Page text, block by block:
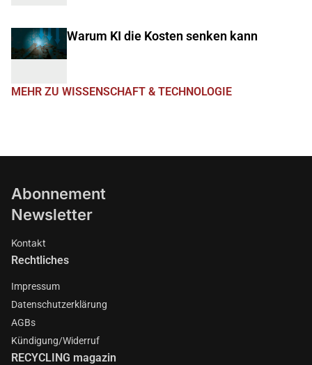
Warum KI die Kosten senken kann
MEHR ZU WISSENSCHAFT & TECHNOLOGIE
Abonnement
Newsletter
Kontakt
Rechtliches
Impressum
Datenschutzerklärung
AGBs
Kündigung/Widerruf
RECYCLING magazin